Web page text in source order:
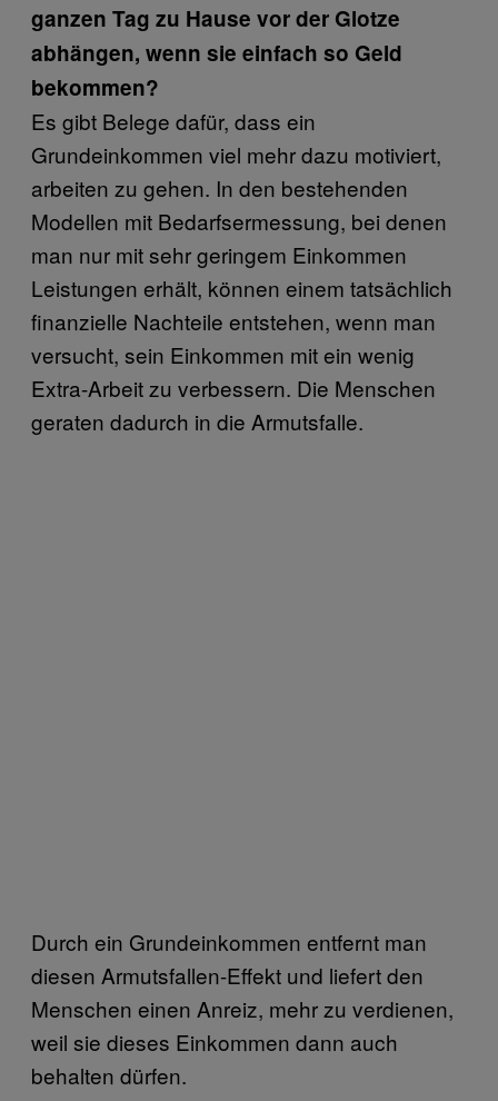
ganzen Tag zu Hause vor der Glotze
abhängen, wenn sie einfach so Geld
bekommen?
Es gibt Belege dafür, dass ein
Grundeinkommen viel mehr dazu motiviert,
arbeiten zu gehen. In den bestehenden
Modellen mit Bedarfsermessung, bei denen
man nur mit sehr geringem Einkommen
Leistungen erhält, können einem tatsächlich
finanzielle Nachteile entstehen, wenn man
versucht, sein Einkommen mit ein wenig
Extra-Arbeit zu verbessern. Die Menschen
geraten dadurch in die Armutsfalle.
Durch ein Grundeinkommen entfernt man
diesen Armutsfallen-Effekt und liefert den
Menschen einen Anreiz, mehr zu verdienen,
weil sie dieses Einkommen dann auch
behalten dürfen.